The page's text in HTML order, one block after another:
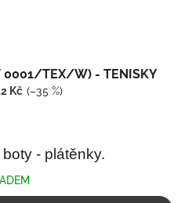
0001/TEX/W) - TENISKY
Kč (–35 %)
- plátěnky.